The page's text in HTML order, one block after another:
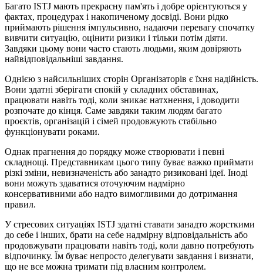
Багато ISTJ мають прекрасну пам'ять і добре орієнтуються у
фактах, процедурах і накопиченому досвіді. Вони рідко
приймають рішення імпульсивно, надаючи перевагу спочатку
вивчити ситуацію, оцінити ризики і тільки потім діяти.
Завдяки цьому вони часто стають людьми, яким довіряють
найвідповідальніші завдання.
Однією з найсильніших сторін Організаторів є їхня надійність.
Вони здатні зберігати спокій у складних обставинах,
працювати навіть тоді, коли зникає натхнення, і доводити
розпочате до кінця. Саме завдяки таким людям багато
проєктів, організацій і сімей продовжують стабільно
функціонувати роками.
Однак прагнення до порядку може створювати і певні
складнощі. Представникам цього типу буває важко приймати
різкі зміни, невизначеність або занадто ризиковані ідеї. Іноді
вони можуть здаватися оточуючим надмірно
консервативними або надто вимогливими до дотримання
правил.
У стресових ситуаціях ISTJ здатні ставати занадто жорсткими
до себе і інших, брати на себе надмірну відповідальність або
продовжувати працювати навіть тоді, коли давно потребують
відпочинку. Їм буває непросто делегувати завдання і визнати,
що не все можна тримати під власним контролем.